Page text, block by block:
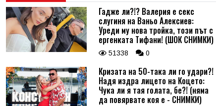
Гадже ли?!? Валерия е секс
слугиня на Ваньо Алексиев:
Уреди му нова тройка, този път с
ергенката Тифани! (ШОК СНИМКИ)
51338 0
Кризата на 50-така ли го удари?!
Надя издра лицето на Коцето:
Чука ли я тая голата, бе?! (няма
да повярвате коя е - СНИМКИ)